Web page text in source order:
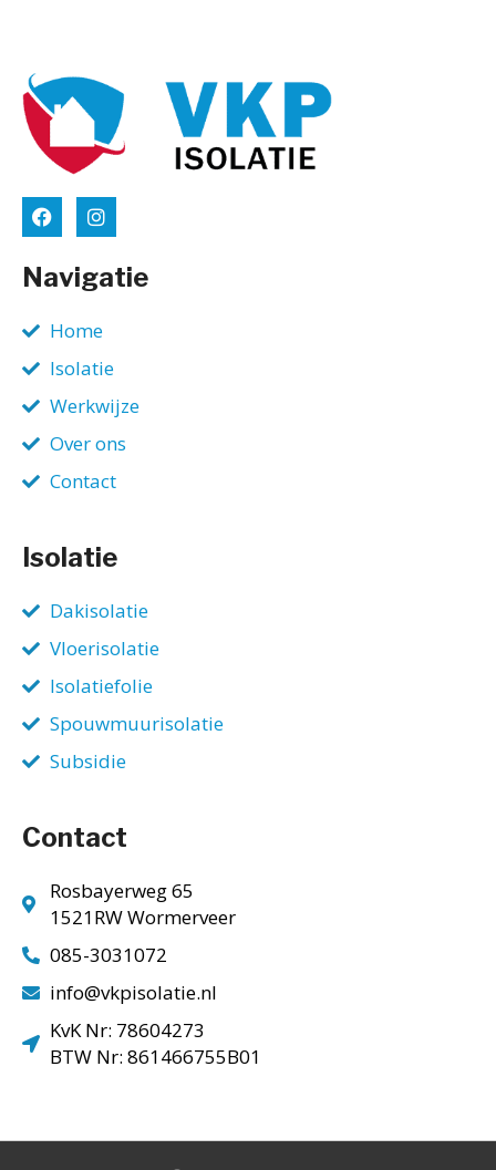
Navigatie
Home
Isolatie
Werkwijze
Over ons
Contact
Isolatie
Dakisolatie
Vloerisolatie
Isolatiefolie
Spouwmuurisolatie
Subsidie
Contact
Rosbayerweg 65
1521RW Wormerveer
085-3031072
info@vkpisolatie.nl
KvK Nr: 78604273
BTW Nr: 861466755B01